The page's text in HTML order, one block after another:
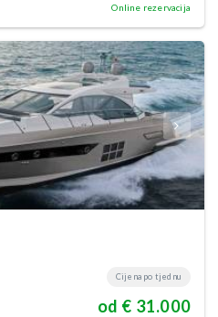
Online rezervacija
Cijena po tjednu
od € 31.000